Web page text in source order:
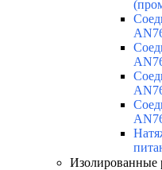
Изолированные